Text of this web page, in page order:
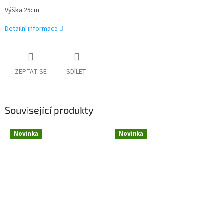
Výška 26cm
Detailní informace
ZEPTAT SE SDÍLET
Související produkty
Novinka Novinka